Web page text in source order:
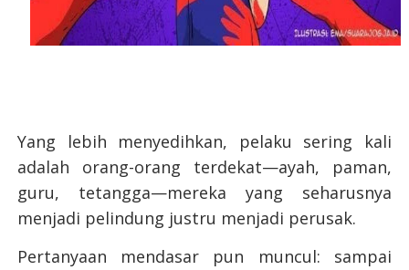
Yang lebih menyedihkan, pelaku sering kali
adalah orang-orang terdekat—ayah, paman,
guru, tetangga—mereka yang seharusnya
menjadi pelindung justru menjadi perusak.
Pertanyaan mendasar pun muncul: sampai